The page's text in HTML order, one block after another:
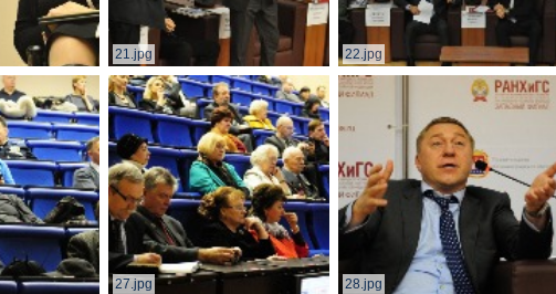
21.jpg 22.jpg
27.jpg 28.jpg